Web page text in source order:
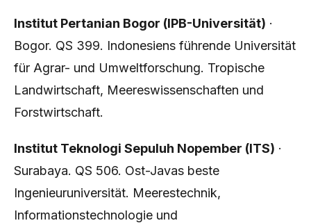
Institut Pertanian Bogor (IPB-Universität) ·
Bogor. QS 399. Indonesiens führende Universität
für Agrar- und Umweltforschung. Tropische
Landwirtschaft, Meereswissenschaften und
Forstwirtschaft.
Institut Teknologi Sepuluh Nopember (ITS) ·
Surabaya. QS 506. Ost-Javas beste
Ingenieuruniversität. Meerestechnik,
Informationstechnologie und